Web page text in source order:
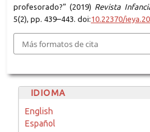
profesorado?” (2019) Revista
5(2), pp. 439–443. doi:10.22370/
Más formatos de cita
IDIOMA
English
Español